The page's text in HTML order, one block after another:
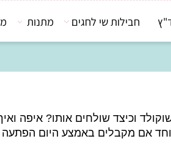
חבילות שי לחגים מתנות
שולחים אותו? איפה ואיך
אם מקבלים באמצע היום